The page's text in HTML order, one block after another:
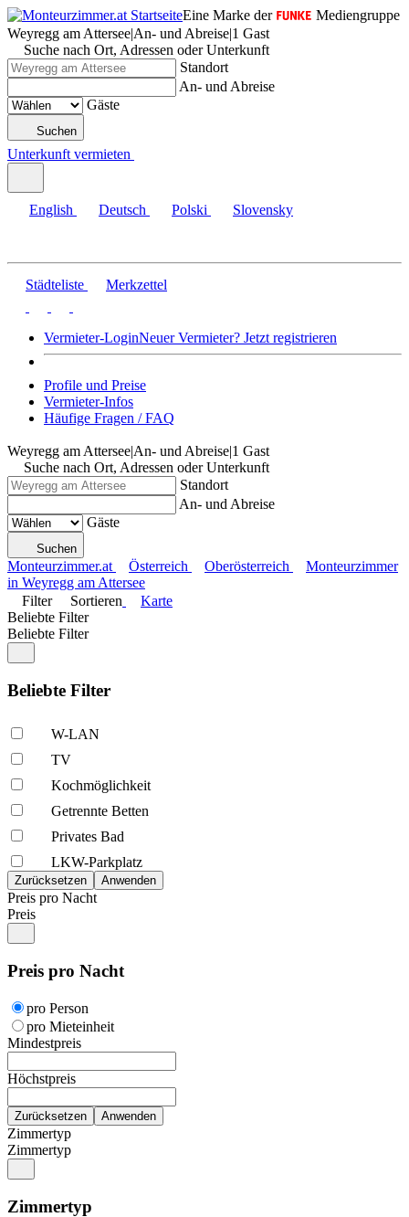
Eine Marke der
Mediengruppe
Weyregg am Attersee|An- und Abreise|1 Gast
Suche nach Ort, Adressen oder Unterkunft
Standort
An- und Abreise
Gäste
Suchen
Unterkunft vermieten
English Deutsch Polski Slovensky
Städteliste Merkzettel
Vermieter-LoginNeuer Vermieter? Jetzt registrieren
Profile und Preise
Vermieter-Infos
Häufige Fragen / FAQ
Weyregg am Attersee|An- und Abreise|1 Gast
Suche nach Ort, Adressen oder Unterkunft
Standort
An- und Abreise
Gäste
Suchen
Monteurzimmer.at Österreich Oberösterreich
Monteurzimmer
in Weyregg am Attersee
Filter
Sortieren
Karte
Beliebte Filter
Beliebte Filter
Beliebte Filter
W-LAN
TV
Kochmöglich­keit
Getrennte Betten
Privates Bad
LKW-Parkplatz
Preis pro Nacht
Preis
Preis pro Nacht
pro Person
pro Mieteinheit
Mindestpreis
Höchstpreis
Zimmertyp
Zimmertyp
Zimmertyp